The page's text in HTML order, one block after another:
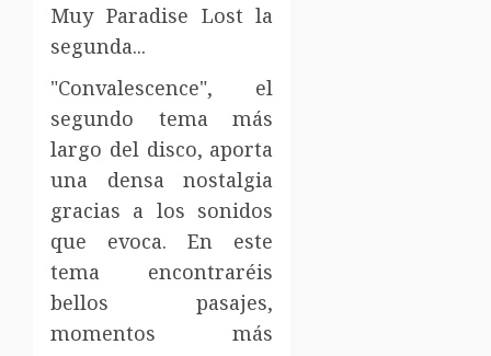
Muy Paradise Lost la
segunda...
"Convalescence", el
segundo tema más
largo del disco, aporta
una densa nostalgia
gracias a los sonidos
que evoca. En este
tema encontraréis
bellos pasajes,
momentos más